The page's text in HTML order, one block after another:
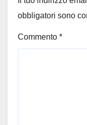
obbligatori sono
Commento *